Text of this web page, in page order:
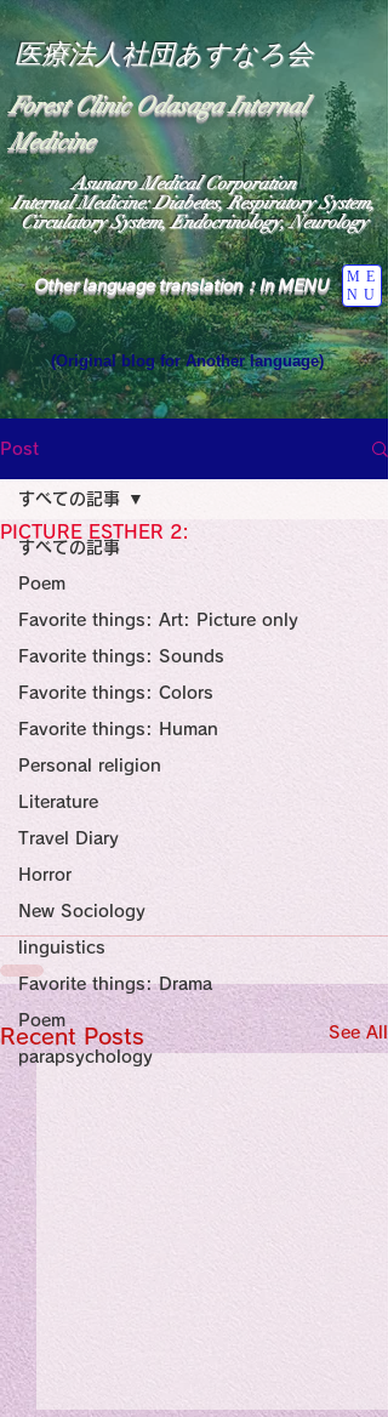
医療法人社団あすなろ会
Forest Clinic Odasaga Internal
Medicine
Other language translation：In MENU
ME
NU
Asunaro Medical Corporation
Internal Medicine: Diabetes, Respiratory System,
Circulatory System, Endocrinology, Neurology
(Original blog for Another language)
Heavens: Beyond the Universe: The World
the God of Light Resides"
Medicine Specialist
Specialist
Wide Blog
Medicine
Religion
Post
すべての記事
Poem
Favorite things: Art: Picture only
Favorite things: Sounds
Favorite things: Colors
Favorite things: Human
Personal religion
Literature
Travel Diary
Horror
New Sociology
linguistics
Favorite things: Drama
Poem
parapsychology
すべての記事
PICTURE ESTHER 2:
Recent Posts See All